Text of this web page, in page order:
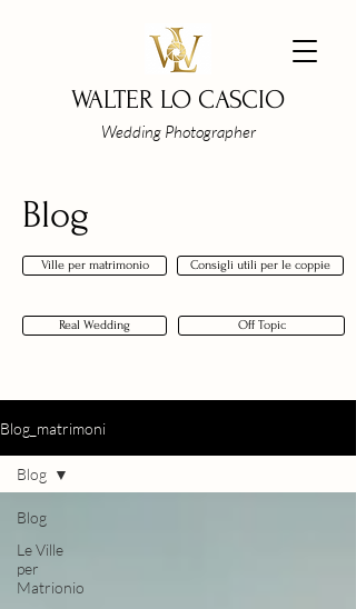
WALTER LO CASCIO
Wedding Photographer
Blog
Ville per matrimonio Consigli utili per le coppie
Real Wedding Off Topic
Blog_matrimoni
Blog
Le Ville
per
Matrionio
Blog